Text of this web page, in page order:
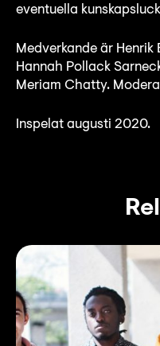
eventuella
Medverkande är
Hannah Pollack
Meriam Chatty.
Inspelat augusti 2020.